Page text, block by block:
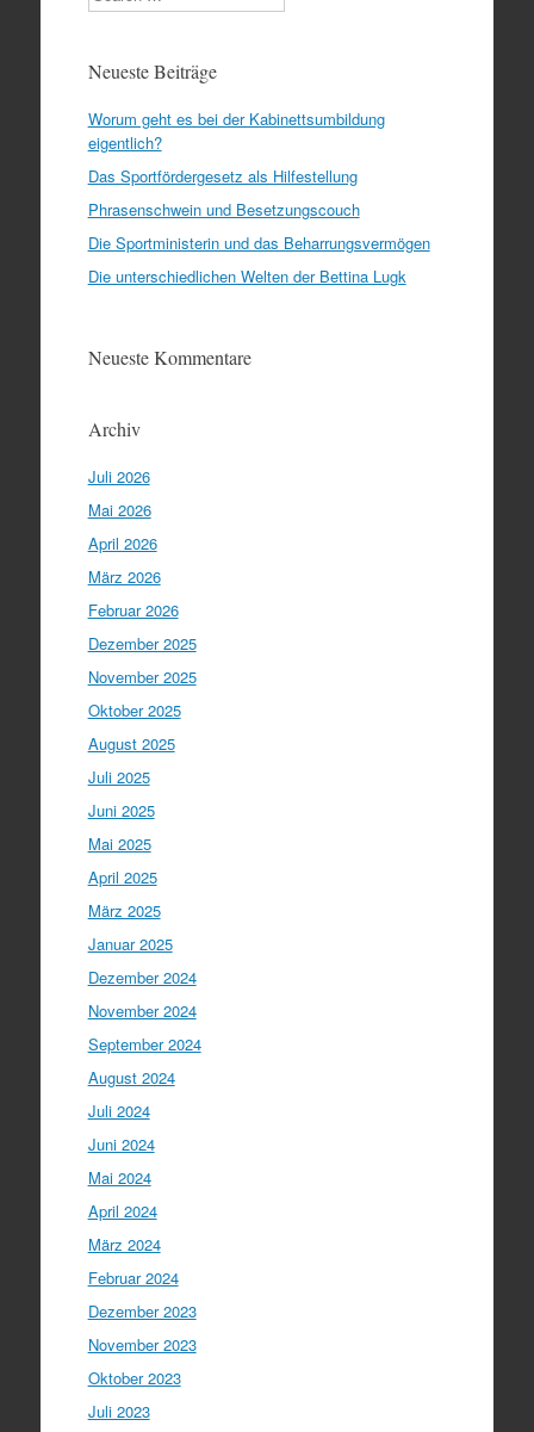
Neueste Beiträge
Worum geht es bei der Kabinettsumbildung
eigentlich?
Das Sportfördergesetz als Hilfestellung
Phrasenschwein und Besetzungscouch
Die Sportministerin und das Beharrungsvermögen
Die unterschiedlichen Welten der Bettina Lugk
Neueste Kommentare
Archiv
Juli 2026
Mai 2026
April 2026
März 2026
Februar 2026
Dezember 2025
November 2025
Oktober 2025
August 2025
Juli 2025
Juni 2025
Mai 2025
April 2025
März 2025
Januar 2025
Dezember 2024
November 2024
September 2024
August 2024
Juli 2024
Juni 2024
Mai 2024
April 2024
März 2024
Februar 2024
Dezember 2023
November 2023
Oktober 2023
Juli 2023